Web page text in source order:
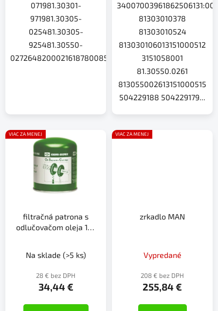
071981.30301-
971981.30305-
025481.30305-
925481.30550-
81303010378
81303010524
813030106013151000512
3151058001
81.30550.0261
813055002613151000515
504229188 504229179...
VIAC ZA MENEJ
filtračná patrona s
odlučovačom oleja 18-
Na sklade (>5 ks)
28 € bez DPH
34,44 €
VIAC ZA MENEJ
zrkadlo MAN
Vypredané
208 € bez DPH
255,84 €